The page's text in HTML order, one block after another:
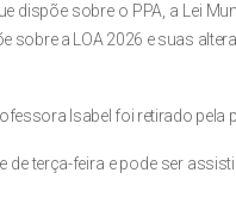
dispõe sobre o PPA, a Lei
sobre a LOA 2026 e suas
Isabel foi retirado pela
terça-feira e pode ser